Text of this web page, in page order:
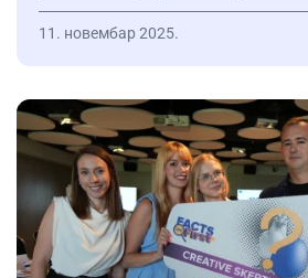
11. новембар 2025.